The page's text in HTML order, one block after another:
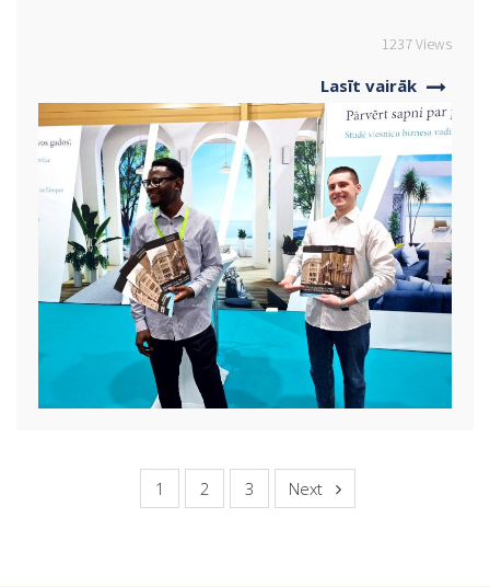
1237 Views
Lasīt vairāk
1 2 3 Next